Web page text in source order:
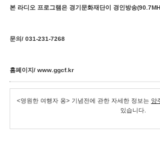
본 라디오 프로그램은 경기문화재단이 경인방송
문의/ 031-231-7268
홈페이지/ www.ggcf.kr
<영원한 여행자 옹> 기념전에 관한 자세한 정보는 양
있습니다.